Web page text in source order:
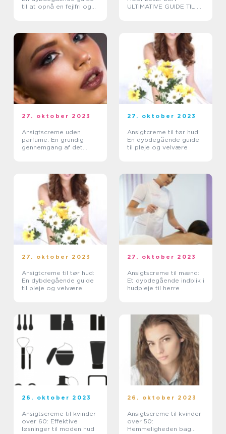
til at opnå en fejlfri og
ULTIMATIVE GUIDE TIL AT
27. oktober 2023
Ansigtscreme uden
parfume: En grundig
gennemgang af det
27. oktober 2023
Ansigtcreme til tør hud:
En dybdegående guide
til pleje og velvære
27. oktober 2023
Ansigtcreme til tør hud:
En dybdegående guide
til pleje og velvære
27. oktober 2023
Ansigtscreme til mænd:
Et dybdegående indblik i
hudpleje til herre
26. oktober 2023
Ansigtscreme til kvinder
over 60: Effektive
løsninger til moden hud
26. oktober 2023
Ansigtscreme til kvinder
over 50:
Hemmeligheden bag